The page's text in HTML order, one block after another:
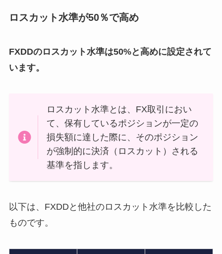
ロスカット水準が50％で高め
FXDDのロスカット水準は50%と高めに設定されて
います。
ロスカット水準とは、FX取引におい
て、保有しているポジションが一定の
損失額に達した際に、そのポジション
が強制的に決済（ロスカット）される
基準を指します。
以下は、FXDDと他社のロスカット水準を比較した
ものです。